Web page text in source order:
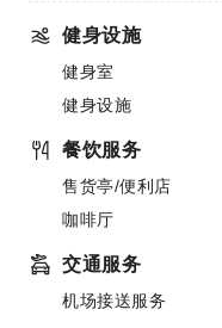
健身设施
健身室
健身设施
餐饮服务
售货亭/便利店
咖啡厅
交通服务
机场接送服务